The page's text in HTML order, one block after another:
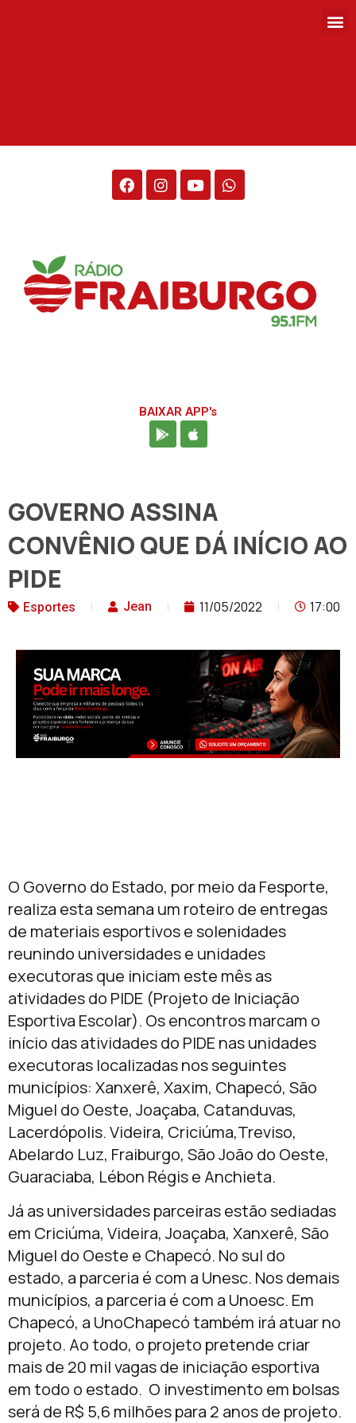
BAIXAR APP's
GOVERNO ASSINA
CONVÊNIO QUE DÁ INÍCIO AO
PIDE
Esportes Jean 11/05/2022 17:00
O Governo do Estado, por meio da Fesporte,
realiza esta semana um roteiro de entregas
de materiais esportivos e solenidades
reunindo universidades e unidades
executoras que iniciam este mês as
atividades do PIDE (Projeto de Iniciação
Esportiva Escolar). Os encontros marcam o
início das atividades do PIDE nas unidades
executoras localizadas nos seguintes
municípios: Xanxerê, Xaxim, Chapecó, São
Miguel do Oeste, Joaçaba, Catanduvas,
Lacerdópolis. Videira, Criciúma,Treviso,
Abelardo Luz, Fraiburgo, São João do Oeste,
Guaraciaba, Lébon Régis e Anchieta.
Já as universidades parceiras estão sediadas
em Criciúma, Videira, Joaçaba, Xanxerê, São
Miguel do Oeste e Chapecó. No sul do
estado, a parceria é com a Unesc. Nos demais
municípios, a parceria é com a Unoesc. Em
Chapecó, a UnoChapecó também irá atuar no
projeto. Ao todo, o projeto pretende criar
mais de 20 mil vagas de iniciação esportiva
em todo o estado. O investimento em bolsas
será de R$ 5,6 milhões para 2 anos de projeto.